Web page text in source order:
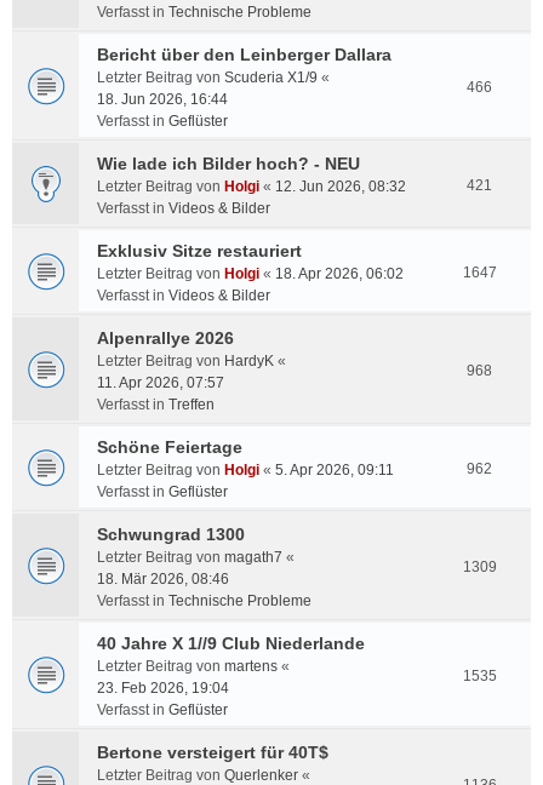
Verfasst in Technische Probleme
Bericht über den Leinberger Dallara
Letzter Beitrag von Scuderia X1/9 «
18. Jun 2026, 16:44
Verfasst in Geflüster
466
Wie lade ich Bilder hoch? - NEU
Letzter Beitrag von Holgi « 12. Jun 2026, 08:32
Verfasst in Videos & Bilder
421
Exklusiv Sitze restauriert
Letzter Beitrag von Holgi « 18. Apr 2026, 06:02
Verfasst in Videos & Bilder
1647
Alpenrallye 2026
Letzter Beitrag von HardyK «
11. Apr 2026, 07:57
Verfasst in Treffen
968
Schöne Feiertage
Letzter Beitrag von Holgi « 5. Apr 2026, 09:11
Verfasst in Geflüster
962
Schwungrad 1300
Letzter Beitrag von magath7 «
18. Mär 2026, 08:46
Verfasst in Technische Probleme
1309
40 Jahre X 1//9 Club Niederlande
Letzter Beitrag von martens «
23. Feb 2026, 19:04
Verfasst in Geflüster
1535
Bertone versteigert für 40T$
Letzter Beitrag von Querlenker «